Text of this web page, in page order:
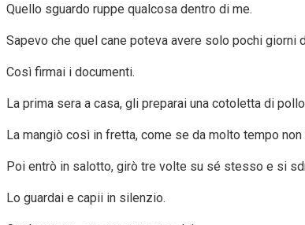
Quello sguardo ruppe qualcosa dentro di me.
Sapevo che quel cane poteva avere solo pochi giorni
Così firmai i documenti.
La prima sera a casa, gli preparai una cotoletta di
La mangiò così in fretta, come se da molto tempo
Poi entrò in salotto, girò tre volte su sé stesso e si
Lo guardai e capii in silenzio.